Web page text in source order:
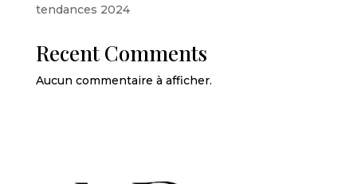
tendances 2024
Recent Comments
Aucun commentaire à afficher.